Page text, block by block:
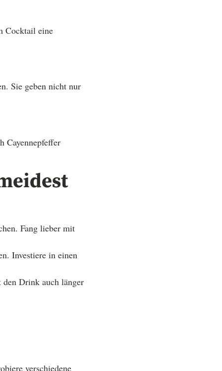
Cocktail eine
Sie geben nicht nur
Cayennepfeffer
Fang lieber mit
Investiere in einen
Drink auch länger
verschiedene